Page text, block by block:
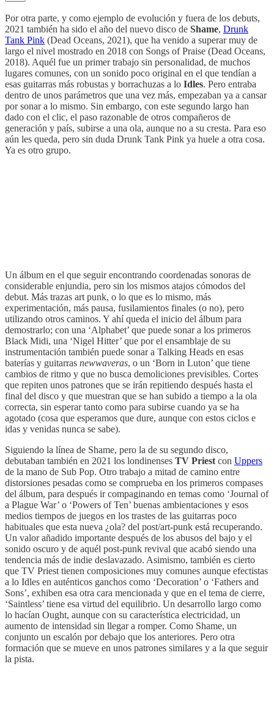
Por otra parte, y como ejemplo de evolución y fuera de los debuts,
2021 también ha sido el año del nuevo disco de Shame, Drunk
Tank Pink (Dead Oceans, 2021), que ha venido a superar muy de
largo el nivel mostrado en 2018 con Songs of Praise (Dead Oceans,
2018). Aquél fue un primer trabajo sin personalidad, de muchos
lugares comunes, con un sonido poco original en el que tendían a
esas guitarras más robustas y borrachuzas a lo Idles. Pero entraba
dentro de unos parámetros que una vez más, empezaban ya a cansar
por sonar a lo mismo. Sin embargo, con este segundo largo han
dado con el clic, el paso razonable de otros compañeros de
generación y país, subirse a una ola, aunque no a su cresta. Para eso
aún les queda, pero sin duda Drunk Tank Pink ya huele a otra cosa.
Ya es otro grupo.
Un álbum en el que seguir encontrando coordenadas sonoras de
considerable enjundia, pero sin los mismos atajos cómodos del
debut. Más trazas art punk, o lo que es lo mismo, más
experimentación, más pausa, fusilamientos finales (o no), pero
utilizando otros caminos. Y ahí queda el inicio del álbum para
demostrarlo; con una ‘Alphabet’ que puede sonar a los primeros
Black Midi, una ‘Nigel Hitter’ que por el ensamblaje de su
instrumentación también puede sonar a Talking Heads en esas
baterías y guitarras newwaveras, o un ‘Born in Luton’ que tiene
cambios de ritmo y que no busca demoliciones previsibles. Cortes
que repiten unos patrones que se irán repitiendo después hasta el
final del disco y que muestran que se han subido a tiempo a la ola
correcta, sin esperar tanto como para subirse cuando ya se ha
agotado (cosa que esperamos que dure, aunque con estos ciclos e
idas y venidas nunca se sabe).
Siguiendo la línea de Shame, pero la de su segundo disco,
debutaban también en 2021 los londinenses TV Priest con Uppers
de la mano de Sub Pop. Otro trabajo a mitad de camino entre
distorsiones pesadas como se comprueba en los primeros compases
del álbum, para después ir compaginando en temas como ‘Journal of
a Plague War’ o ‘Powers of Ten’ buenas ambientaciones y esos
medios tiempos de juegos en los trastes de las guitarras poco
habituales que esta nueva ¿ola? del post/art-punk está recuperando.
Un valor añadido importante después de los abusos del bajo y el
sonido oscuro y de aquél post-punk revival que acabó siendo una
tendencia más de indie deslavazado. Asimismo, también es cierto
que TV Priest tienen composiciones muy comunes aunque efectistas
a lo Idles en auténticos ganchos como ‘Decoration’ o ‘Fathers and
Sons’, exhiben esa otra cara mencionada y que en el tema de cierre,
‘Saintless’ tiene esa virtud del equilibrio. Un desarrollo largo como
lo hacían Ought, aunque con su característica electricidad, un
aumento de intensidad sin llegar a romper. Como Shame, un
conjunto un escalón por debajo que los anteriores. Pero otra
formación que se mueve en unos patrones similares y a la que seguir
la pista.